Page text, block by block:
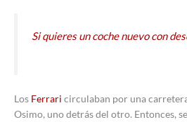
Si quieres un coche nuevo con
Los Ferrari circulaban por una
Osimo, uno detrás del otro. Entonces,